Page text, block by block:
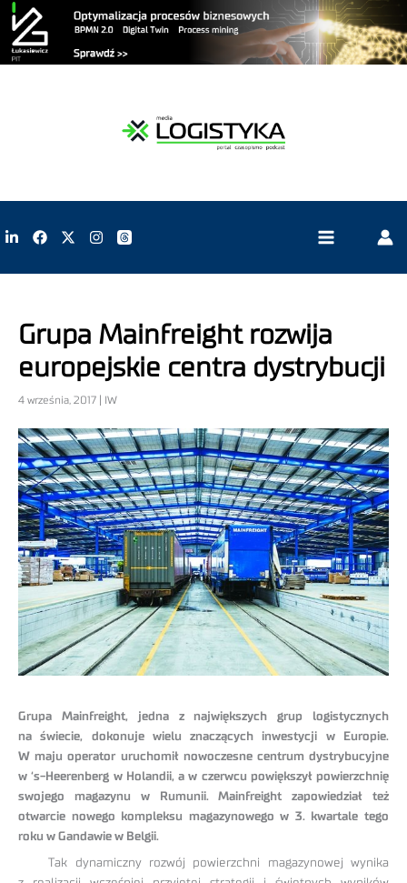
Grupa Mainfreight rozwija
europejskie centra dystrybucji
4 września, 2017 | IW
Grupa Mainfreight, jedna z największych grup logistycznych
na świecie, dokonuje wielu znaczących inwestycji w Europie.
W maju operator uruchomił nowoczesne centrum dystrybucyjne
w ‘s-Heerenberg w Holandii, a w czerwcu powiększył powierzchnię
swojego magazynu w Rumunii. Mainfreight zapowiedział też
otwarcie nowego kompleksu magazynowego w 3. kwartale tego
roku w Gandawie w Belgii.
Tak dynamiczny rozwój powierzchni magazynowej wynika